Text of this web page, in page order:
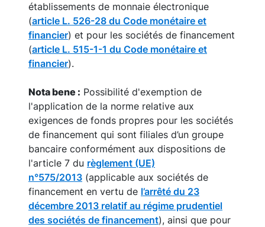
établissements de monnaie électronique
(article L. 526-28 du Code monétaire et
financier) et pour les sociétés de financement
(article L. 515-1-1 du Code monétaire et
financier).
Nota bene : Possibilité d'exemption de
l'application de la norme relative aux
exigences de fonds propres pour les sociétés
de financement qui sont filiales d’un groupe
bancaire conformément aux dispositions de
l'article 7 du règlement (UE)
n°575/2013 (applicable aux sociétés de
financement en vertu de l’arrêté du 23
décembre 2013 relatif au régime prudentiel
des sociétés de financement), ainsi que pour